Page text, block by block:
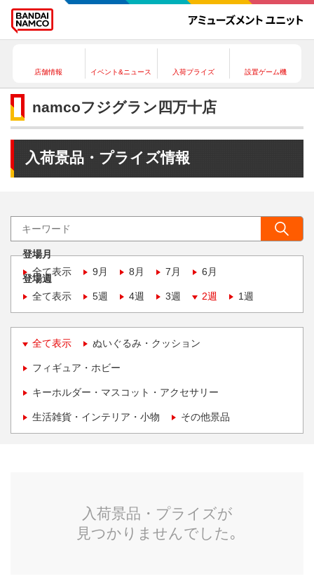
店舗情報 イベント&ニュース 入荷プライズ 設置ゲーム機
namcoフジグラン四万十店
入荷景品・プライズ情報
登場月
全て表示
9月 8月 7月 6月
登場週
全て表示
5週 4週 3週 2週 1週
全て表示 ぬいぐるみ・クッション
フィギュア・ホビー
キーホルダー・マスコット・アクセサリー
生活雑貨・インテリア・小物 その他景品